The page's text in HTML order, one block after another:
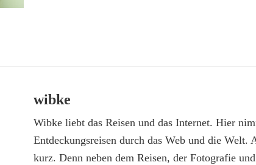
wibke
Wibke liebt das Reisen und das Internet. Hier
Entdeckungsreisen durch das Web und die Welt.
kurz. Denn neben dem Reisen, der Fotografie